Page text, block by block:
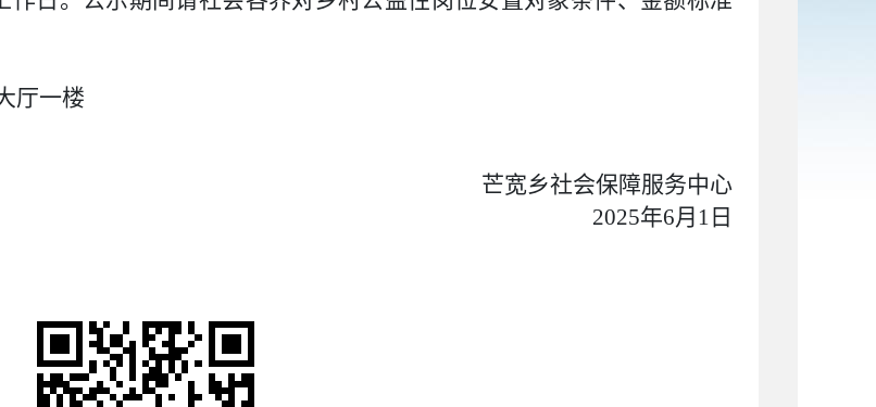
厅一楼
芒宽乡社会保障服务中心
2025年6月1日